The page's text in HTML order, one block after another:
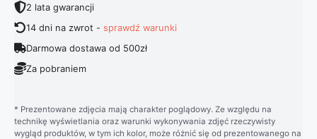
2 lata gwarancji
14 dni na zwrot -sprawdź warunki
Darmowa dostawa od 500zł
Za pobraniem
* Prezentowane zdjęcia mają charakter poglądowy. Ze względu na
technikę wyświetlania oraz warunki wykonywania zdjęć rzeczywisty
wygląd produktów, w tym ich kolor, może różnić się od prezentowanego na